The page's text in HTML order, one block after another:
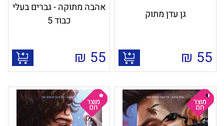
גן עדן מתוק
55
₪
אהבה מתוקה - גברים בעלי
כבוד 5
55
₪